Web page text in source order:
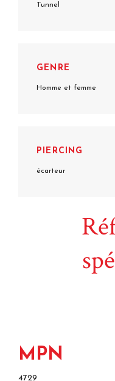
Tunnel
GENRE
Homme et femme
PIERCING
écarteur
MPN
4729